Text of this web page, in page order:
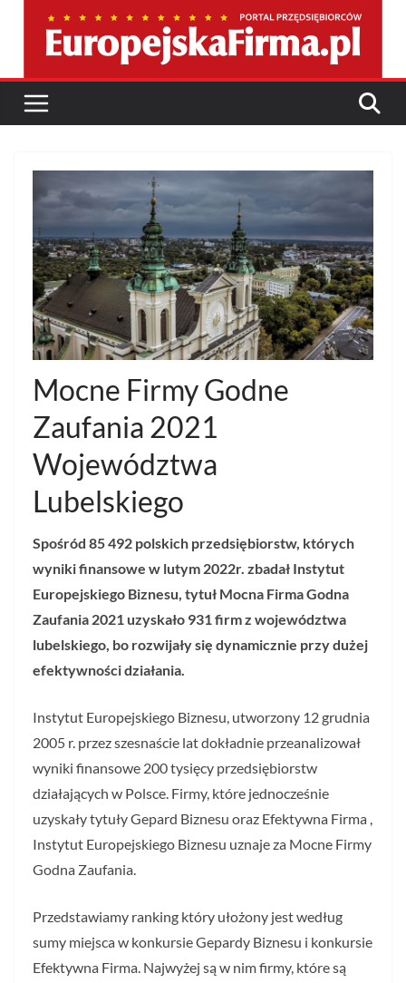
Mocne Firmy Godne
Zaufania 2021
Województwa
Lubelskiego
Spośród 85 492 polskich przedsiębiorstw, których
wyniki finansowe w lutym 2022r. zbadał Instytut
Europejskiego Biznesu, tytuł Mocna Firma Godna
Zaufania 2021 uzyskało 931 firm z województwa
lubelskiego, bo rozwijały się dynamicznie przy dużej
efektywności działania.
Instytut Europejskiego Biznesu, utworzony 12 grudnia
2005 r. przez szesnaście lat dokładnie przeanalizował
wyniki finansowe 200 tysięcy przedsiębiorstw
działających w Polsce. Firmy, które jednocześnie
uzyskały tytuły Gepard Biznesu oraz Efektywna Firma ,
Instytut Europejskiego Biznesu uznaje za Mocne Firmy
Godna Zaufania.
Przedstawiamy ranking który ułożony jest według
sumy miejsca w konkursie Gepardy Biznesu i konkursie
Efektywna Firma. Najwyżej są w nim firmy, które są